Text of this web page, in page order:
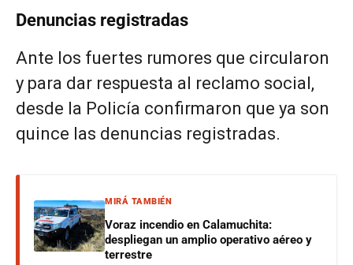
Denuncias registradas
Ante los fuertes rumores que circularon
y para dar respuesta al reclamo social,
desde la Policía confirmaron que ya son
quince las denuncias registradas.
MIRÁ TAMBIÉN
Voraz incendio en Calamuchita:
despliegan un amplio operativo aéreo y
terrestre